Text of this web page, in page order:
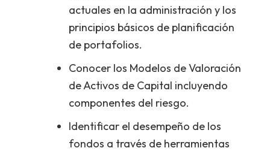
actuales en la administración y los
principios básicos de planificación
de portafolios.
Conocer los Modelos de Valoración
de Activos de Capital incluyendo
componentes del riesgo.
Identificar el desempeño de los
fondos a través de herramientas